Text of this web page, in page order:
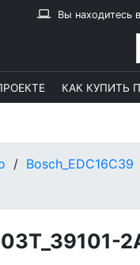
Вы находитесь
КАК КУПИТЬ
Bosch_EDC16C39